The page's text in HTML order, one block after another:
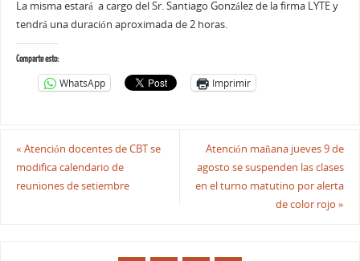
La misma estará a cargo del Sr. Santiago González de la firma LYTE y
tendrá una duración aproximada de 2 horas.
Comparte esto:
WhatsApp Imprimir
« Atención docentes de CBT se
modifica calendario de
reuniones de setiembre
Atención mañana jueves 9 de
agosto se suspenden las clases
en el turno matutino por alerta
de color rojo»